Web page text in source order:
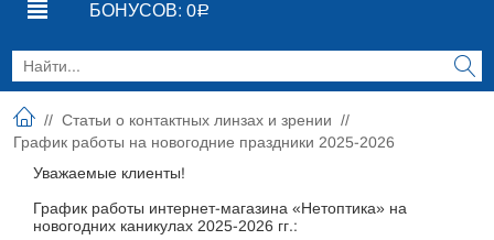
БОНУСОВ: 0Р
// Статьи о контактных линзах и зрении //
График работы на новогодние праздники 2025-2026
Уважаемые клиенты!
График работы интернет-магазина «Нетоптика» на
новогодних каникулах 2025-2026 гг.: